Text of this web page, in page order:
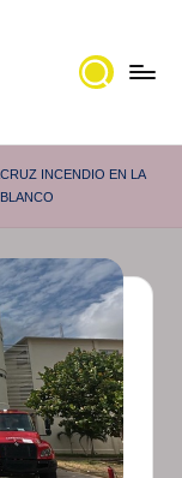
INCENDIO EN LA